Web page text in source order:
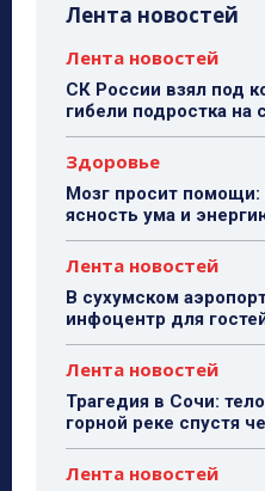
Лента новостей
Лента новостей
СК России взял под
гибели подростка на
Здоровье
Мозг просит помощи:
ясность ума и
Лента новостей
В сухумском
инфоцентр для
Лента новостей
Трагедия в Сочи:
горной реке спустя
Лента новостей